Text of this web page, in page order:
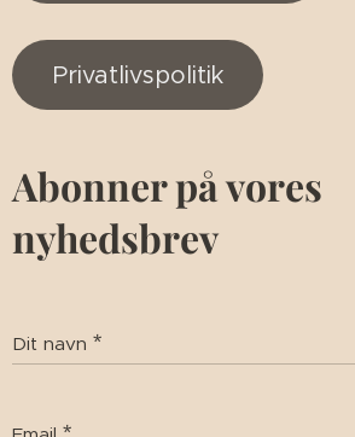
Privatlivspolitik
Abonner på vores
nyhedsbrev
Dit navn